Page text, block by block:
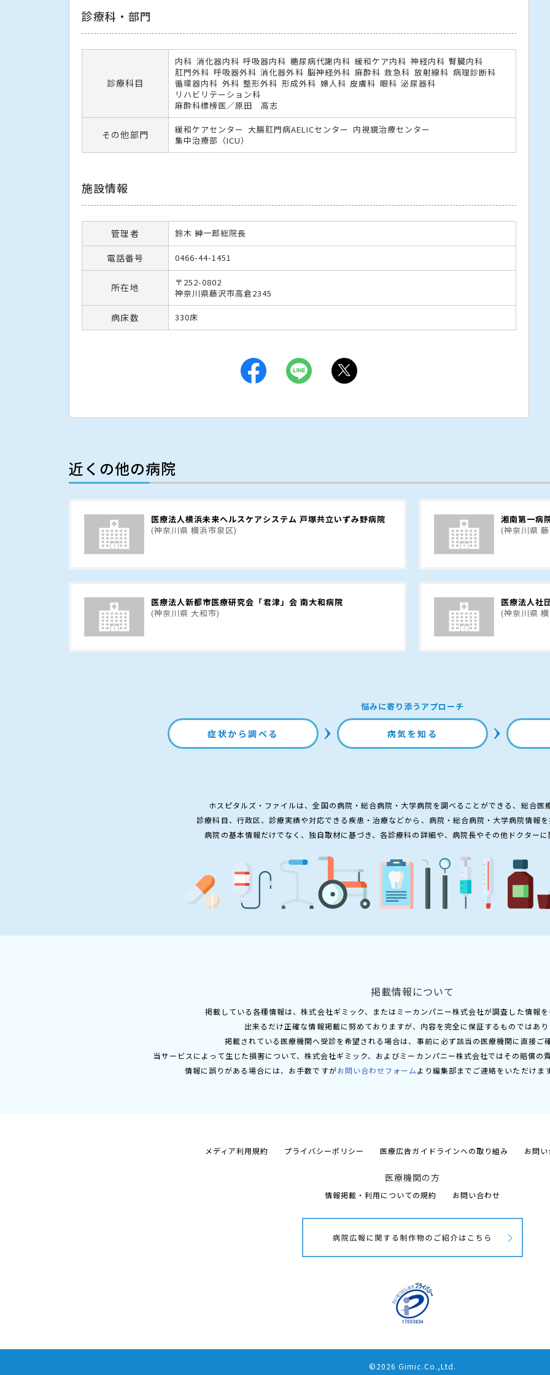
診療科・部門
診療科目
内科 消化器内科 呼吸器内科 糖尿病代謝内科 緩和ケア内科 神経内科 腎臓内科
肛門外科 呼吸器外科 消化器外科 脳神経外科 麻酔科 救急科 放射線科 病理診断科
循環器内科 外科 整形外科 形成外科 婦人科 皮膚科 眼科 泌尿器科
リハビリテーション科
麻酔科標榜医／原田 高志
その他部門 緩和ケアセンター 大腸肛門病AELICセンター 内視鏡治療センター
集中治療部（ICU）
施設情報
管理者 鈴木 紳一郎総院長
電話番号 0466-44-1451
所在地
〒252-0802
神奈川県藤沢市高倉2345
病床数 330床
近くの他の病院
医療法人横浜未来ヘルスケアシステム 戸塚共立いずみ野病院
(神奈川県 横浜市泉区)
湘南第一病
(神奈川県
医療法人新都市医療研究会「君津」会 南大和病院
(神奈川県 大和市)
医療法人社
(神奈川県
悩みに寄り添うアプローチ
症状から調べる 病気を知る
ホスピタルズ・ファイルは、全国の病院・総合病院・大学病院を調べることができる、総合医
診療科目、行政区、診療実績や対応できる疾患・治療などから、病院・総合病院・大学病院情報を
病院の基本情報だけでなく、独自取材に基づき、各診療科の詳細や、病院長やその他ドクターに
掲載情報について
掲載している各種情報は、株式会社ギミック、またはミーカンパニー株式会社が調査した情報を
出来るだけ正確な情報掲載に努めておりますが、内容を完全に保証するものではあり
掲載されている医療機関へ受診を希望される場合は、事前に必ず該当の医療機関に直接ご
当サービスによって生じた損害について、株式会社ギミック、およびミーカンパニー株式会社ではその賠償の
情報に誤りがある場合には、お手数ですがお問い合わせフォームより編集部までご連絡をいただけま
メディア利用規約 プライバシーポリシー 医療広告ガイドラインへの取り組み お問
医療機関の方
情報掲載・利用についての規約 お問い合わせ
©2026 Gimic.Co.,Ltd.